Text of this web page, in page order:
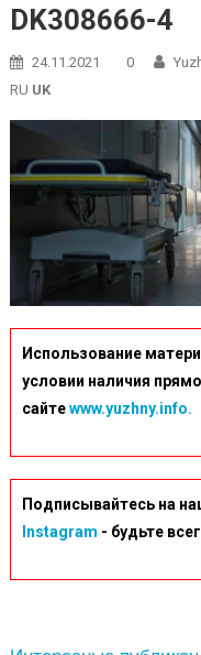
DK308666-4
24.11.2021 0
RU UK
Использование
условии наличия
сайтеwww.yuzhny.info.
Подписывайтесь на
Instagram - будьте